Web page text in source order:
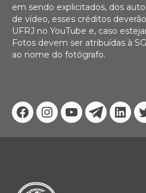
Facebook
Instagram
Youtube
em sendo explicitados, dos
de vídeo, esses créditos
UFRJ no YouTube e, caso
Fotos devem ser atribuídas à
ao nome do fotógrafo.